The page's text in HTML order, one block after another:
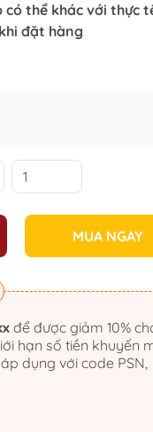
thể khác với thực
đặt hàng
MUA NGAY
để được giảm 10% cho
hạn số tiền khuyến
dụng với code PSN,